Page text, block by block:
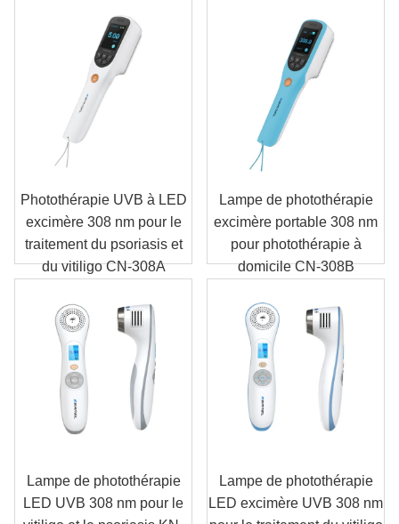
Photothérapie UVB à LED
excimère 308 nm pour le
traitement du psoriasis et
du vitiligo CN-308A
Lampe de photothérapie
excimère portable 308 nm
pour photothérapie à
domicile CN-308B
Lampe de photothérapie
LED UVB 308 nm pour le
Lampe de photothérapie
LED excimère UVB 308 nm